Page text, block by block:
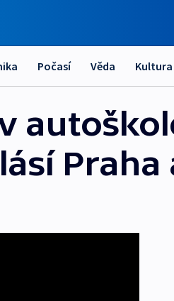
Počasí Věda Kultura
Praha